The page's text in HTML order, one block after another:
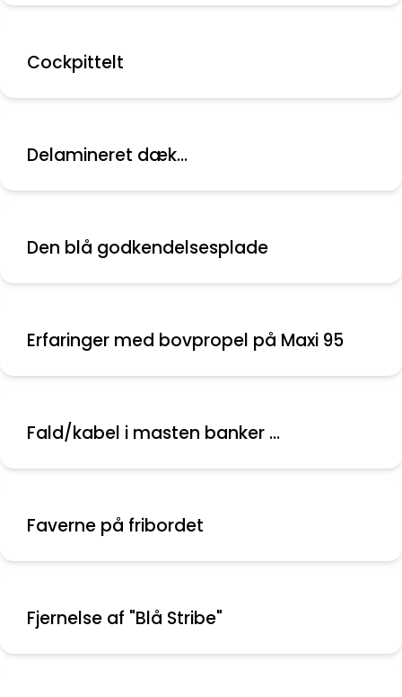
Cockpittelt
Delamineret dæk...
Den blå godkendelsesplade
Erfaringer med bovpropel på Maxi 95
Fald/kabel i masten banker ...
Faverne på fribordet
Fjernelse af "Blå Stribe"